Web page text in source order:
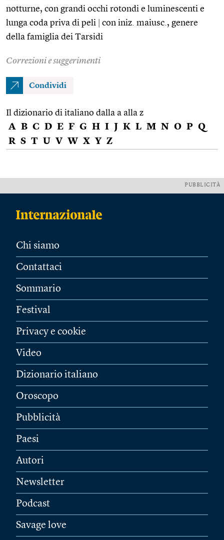
notturne, con grandi occhi rotondi e luminescenti e
lunga coda priva di peli
con iniz. maiusc., genere
della famiglia dei Tarsidi
Correzioni e suggerimenti
Condividi
Il dizionario di italiano dalla a alla z
A B C D E F G H I J K L M N O P Q
R S T U V W X Y Z
PUBBLICITÀ
Chi siamo
Contattaci
Sommario
Festival
Privacy e cookie
Video
Dizionario italiano
Oroscopo
Pubblicità
Paesi
Autori
Newsletter
Podcast
Savage love